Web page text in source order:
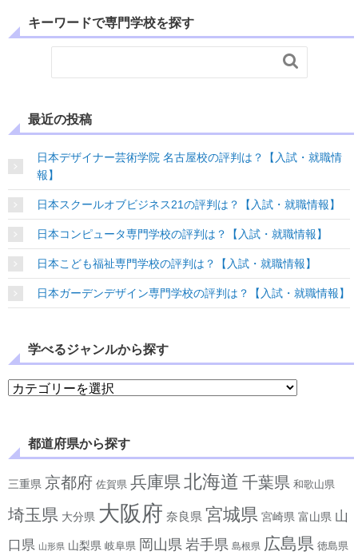
キーワードで専門学校を探す

最近の投稿
日本デザイナー芸術学院 名古屋校の評判は？【入試・就職情
報】
日本スクールオブビジネス21の評判は？【入試・就職情報】
日本コンピュータ専門学校の評判は？【入試・就職情報】
日本こども福祉専門学校の評判は？【入試・就職情報】
日本ガーデンデザイン専門学校の評判は？【入試・就職情報】
学べるジャンルから探す
学べるジャンルから探す
都道府県から探す
三重県 京都府 佐賀県 兵庫県 北海道 千葉県 和歌山県
埼玉県 大分県 大阪府 奈良県 宮城県 宮崎県 富山県 山
口県 山形県 山梨県 岐阜県 岡山県 岩手県 島根県 広島県 徳島県